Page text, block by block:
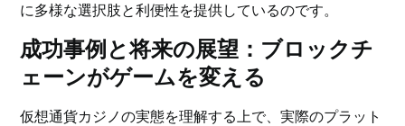
に多様な選択肢と利便性を提供しているのです。
成功事例と将来の展望：ブロックチ
ェーンがゲームを変える
仮想通貨カジノの実態を理解する上で、実際のプラット